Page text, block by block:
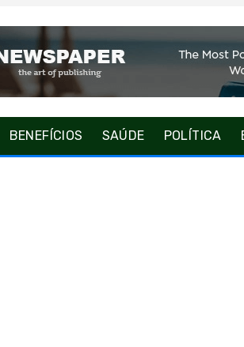
BENEFÍCIOS SAÚDE POLÍTICA